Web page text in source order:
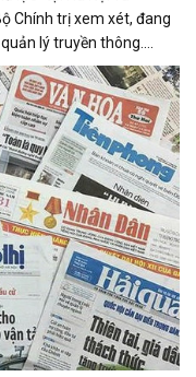
Chính trị xem xét, đang
lý truyền thông.
nhanh chóng, đây
còn là bước đi mang
báo chí chính thống